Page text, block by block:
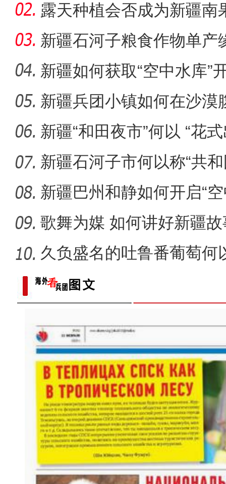
阿克苏好地方·旅游篇——
露天种植会否成为新疆南
新疆石河子粮食作物单产
新疆如何获取“空中水库”
新疆兵团小镇如何在沙漠
迹”？
新疆“和田夜市”何以 “花
新疆石河子市何以称“共
新疆巴州和静如何开启“
歌舞为媒 如何讲好新疆
久负盛名的吐鲁番葡萄何